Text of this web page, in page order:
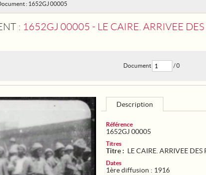
: 1652GJ 00005
: 1652GJ 00005 - LE CAIRE. ARRIVEE
Document / 0
Description
Référence
1652GJ 00005
Titres
Titre : LE CAIRE. ARRIVEE DES
Dates
1ère diffusion : 1916